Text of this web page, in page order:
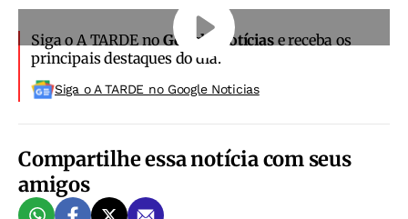
Siga o A TARDE noGoogle Notíciase receba os
principais destaques do dia.
Siga o A TARDE no Google Noticias
Compartilhe essa notícia com seus
amigos